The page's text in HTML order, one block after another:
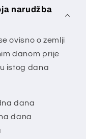
narudžba
ovisno o zemlji
danom prije
istog dana
dana
dana